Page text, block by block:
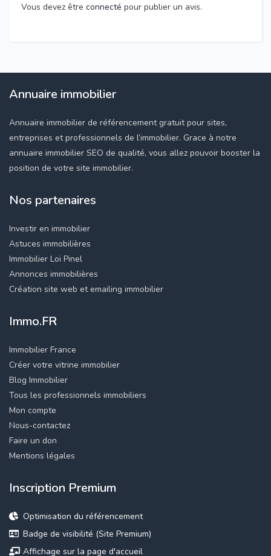
Vous devez être connecté pour publier un avis.
Annuaire immobilier
Annuaire immobilier de référencement gratuit pour sites,
entreprises et professionnels de l’immobilier. Grace à notre
annuaire immobilier SEO de qualité, vous allez pouvoir booster la
position de votre site immobilier.
Nos partenaires
Investir en immobilier
Astuces immobilières
Immobilier Loi Pinel
Annonces immobilières
Création site web et emailing immobilier
Immo.FR
Immobilier France
Créer votre vitrine immobilier
Blog Immobilier
Tous les professionnels immobiliers
Mon compte
Nous-contactez
Faire un don
Mentions légales
Inscription Premium
Optimisation du référencement
Badge de visibilité (Site Premium)
Affichage sur la page d'accueil